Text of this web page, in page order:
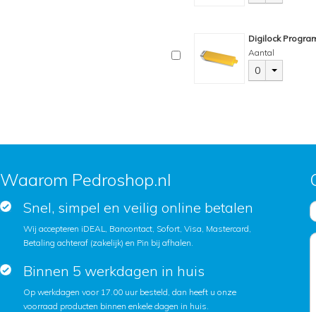
Digilock
Aantal
0
Waarom Pedroshop.nl
Snel, simpel en veilig online betalen
Wij accepteren iDEAL, Bancontact, Sofort, Visa, Mastercard,
Betaling achteraf (zakelijk) en Pin bij afhalen.
Binnen 5 werkdagen in huis
Op werkdagen voor 17.00 uur besteld, dan heeft u onze
voorraad producten binnen enkele dagen in huis.